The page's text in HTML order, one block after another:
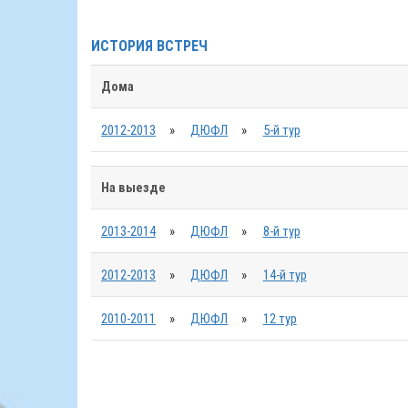
ИСТОРИЯ ВСТРЕЧ
Дома
2012-2013 » ДЮФЛ » 5-й тур
На выезде
2013-2014 » ДЮФЛ » 8-й тур
2012-2013 » ДЮФЛ » 14-й тур
2010-2011 » ДЮФЛ » 12 тур